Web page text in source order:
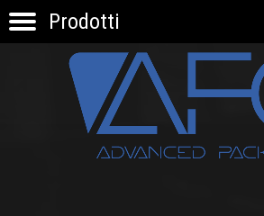
PRODOTTI
APPLICAZIONI
KNOW-HOW
INNOVAZIONE
CONTATTI
Prodotti